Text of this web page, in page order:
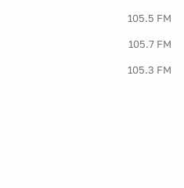
105.5 FM
105.7 FM
105.3 FM